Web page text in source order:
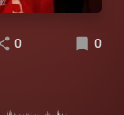
0 0